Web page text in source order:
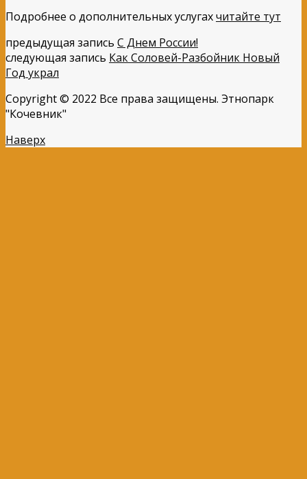
Подробнее о дополнительных услугахчитайте тут
предыдущая запись С Днем России!
следующая запись Как Соловей-Разбойник Новый
Год украл
Copyright © 2022 Все права защищены. Этнопарк
"Кочевник"
Наверх